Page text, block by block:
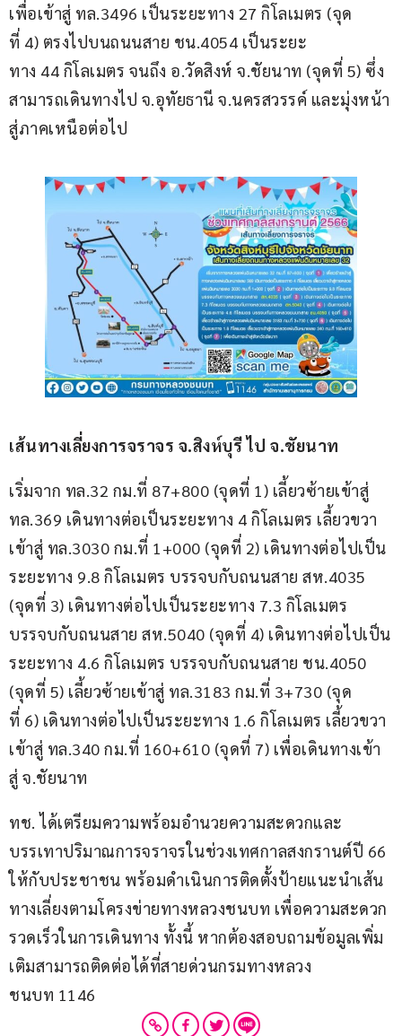
เพื่อเข้าสู่ ทล.3496 เป็นระยะทาง 27 กิโลเมตร (จุด
ที่ 4) ตรงไปบนถนนสาย ชน.4054 เป็นระยะ
ทาง 44 กิโลเมตร จนถึง อ.วัดสิงห์ จ.ชัยนาท (จุดที่ 5) ซึ่ง
สามารถเดินทางไป จ.อุทัยธานี จ.นครสวรรค์ และมุ่งหน้า
สู่ภาคเหนือต่อไป
เส้นทางเลี่ยงการจราจร จ.สิงห์บุรี ไป จ.ชัยนาท
เริ่มจาก ทล.32 กม.ที่ 87+800 (จุดที่ 1) เลี้ยวซ้ายเข้าสู่
ทล.369 เดินทางต่อเป็นระยะทาง 4 กิโลเมตร เลี้ยวขวา
เข้าสู่ ทล.3030 กม.ที่ 1+000 (จุดที่ 2) เดินทางต่อไปเป็น
ระยะทาง 9.8 กิโลเมตร บรรจบกับถนนสาย สห.4035
(จุดที่ 3) เดินทางต่อไปเป็นระยะทาง 7.3 กิโลเมตร
บรรจบกับถนนสาย สห.5040 (จุดที่ 4) เดินทางต่อไปเป็น
ระยะทาง 4.6 กิโลเมตร บรรจบกับถนนสาย ชน.4050
(จุดที่ 5) เลี้ยวซ้ายเข้าสู่ ทล.3183 กม.ที่ 3+730 (จุด
ที่ 6) เดินทางต่อไปเป็นระยะทาง 1.6 กิโลเมตร เลี้ยวขวา
เข้าสู่ ทล.340 กม.ที่ 160+610 (จุดที่ 7) เพื่อเดินทางเข้า
สู่ จ.ชัยนาท
ทช. ได้เตรียมความพร้อมอำนวยความสะดวกและ
บรรเทาปริมาณการจราจรในช่วงเทศกาลสงกรานต์ปี 66
ให้กับประชาชน พร้อมดำเนินการติดตั้งป้ายแนะนำเส้น
ทางเลี่ยงตามโครงข่ายทางหลวงชนบท เพื่อความสะดวก
รวดเร็วในการเดินทาง ทั้งนี้ หากต้องสอบถามข้อมูลเพิ่ม
เติมสามารถติดต่อได้ที่สายด่วนกรมทางหลวง
ชนบท 1146